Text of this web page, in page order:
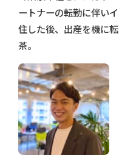
ートナーの転勤に伴い
住した後、出産を機に
茶。